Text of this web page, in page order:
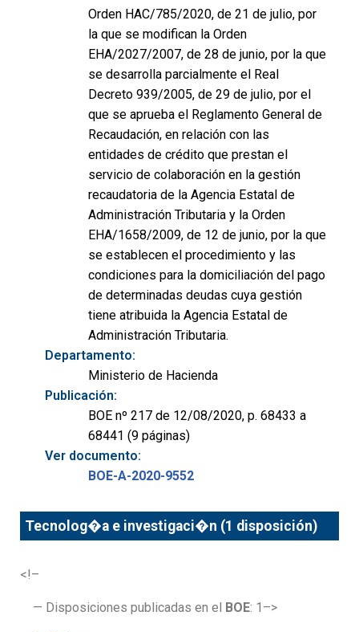
Orden HAC/785/2020, de 21 de julio, por
la que se modifican la Orden
EHA/2027/2007, de 28 de junio, por la que
se desarrolla parcialmente el Real
Decreto 939/2005, de 29 de julio, por el
que se aprueba el Reglamento General de
Recaudación, en relación con las
entidades de crédito que prestan el
servicio de colaboración en la gestión
recaudatoria de la Agencia Estatal de
Administración Tributaria y la Orden
EHA/1658/2009, de 12 de junio, por la que
se establecen el procedimiento y las
condiciones para la domiciliación del pago
de determinadas deudas cuya gestión
tiene atribuida la Agencia Estatal de
Administración Tributaria.
Departamento:
Ministerio de Hacienda
Publicación:
BOE nº 217 de 12/08/2020, p. 68433 a
68441 (9 páginas)
Ver documento:
BOE-A-2020-9552
Tecnolog�a e investigaci�n (1 disposición)
<!–
— Disposiciones publicadas en el BOE: 1–>